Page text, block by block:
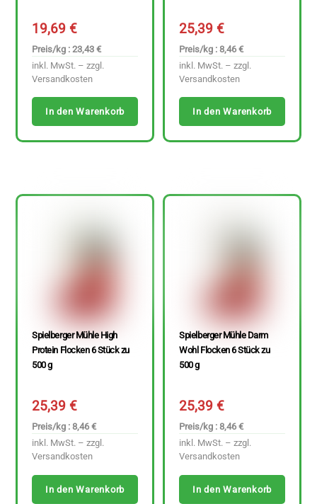
19,69€
Preis/kg : 23,43 €
inkl. MwSt. – zzgl.
Versandkosten
In den Warenkorb
25,39€
Preis/kg : 8,46 €
inkl. MwSt. – zzgl.
Versandkosten
In den Warenkorb
Spielberger Mühle High
Protein Flocken 6 Stück zu
500 g
25,39€
Preis/kg : 8,46 €
inkl. MwSt. – zzgl.
Versandkosten
In den Warenkorb
Spielberger Mühle Darm
Wohl Flocken 6 Stück zu
500 g
25,39€
Preis/kg : 8,46 €
inkl. MwSt. – zzgl.
Versandkosten
In den Warenkorb